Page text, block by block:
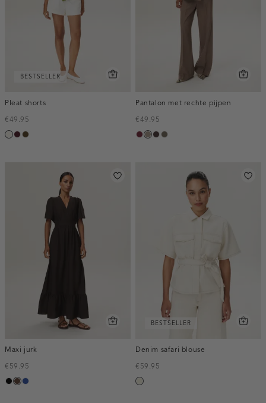
BESTSELLER
Pleat shorts
€49.95
creme,
pruim,
toffee
Pantalon met rechte pijpen
€49.95
bordeaux,
taupe,
choco,
bruin
Maxi jurk
€59.95
zwart
donkerbruin
kobaltblauw
BESTSELLER
Denim safari blouse
€59.95
ecru